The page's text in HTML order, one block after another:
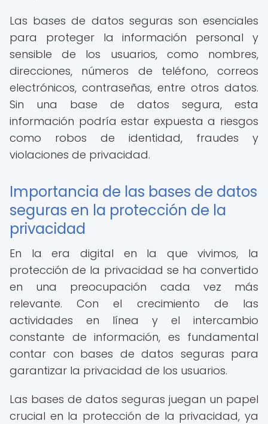
Las bases de datos seguras son esenciales
para proteger la información personal y
sensible de los usuarios, como nombres,
direcciones, números de teléfono, correos
electrónicos, contraseñas, entre otros datos.
Sin una base de datos segura, esta
información podría estar expuesta a riesgos
como robos de identidad, fraudes y
violaciones de privacidad.
Importancia de las bases de datos
seguras en la protección de la
privacidad
En la era digital en la que vivimos, la
protección de la privacidad se ha convertido
en una preocupación cada vez más
relevante. Con el crecimiento de las
actividades en línea y el intercambio
constante de información, es fundamental
contar con bases de datos seguras para
garantizar la privacidad de los usuarios.
Las bases de datos seguras juegan un papel
crucial en la protección de la privacidad, ya